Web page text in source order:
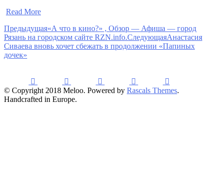
Read More
Предыдущая«А что в кино?» , Обзор — Афиша — город
Рязань на городском сайте RZN.info.СледующаяАнастасия
Сиваева вновь хочет сбежать в продолжении «Папиных
дочек»
© Copyright 2018 Meloo. Powered by Rascals Themes.
Handcrafted in Europe.